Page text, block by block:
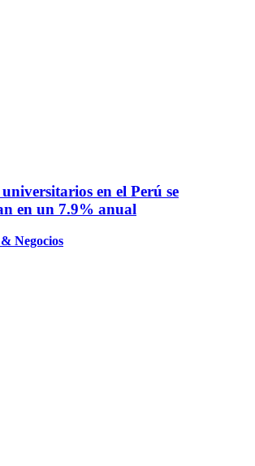
en el Perú se
en un 7.9% anual
Negocios